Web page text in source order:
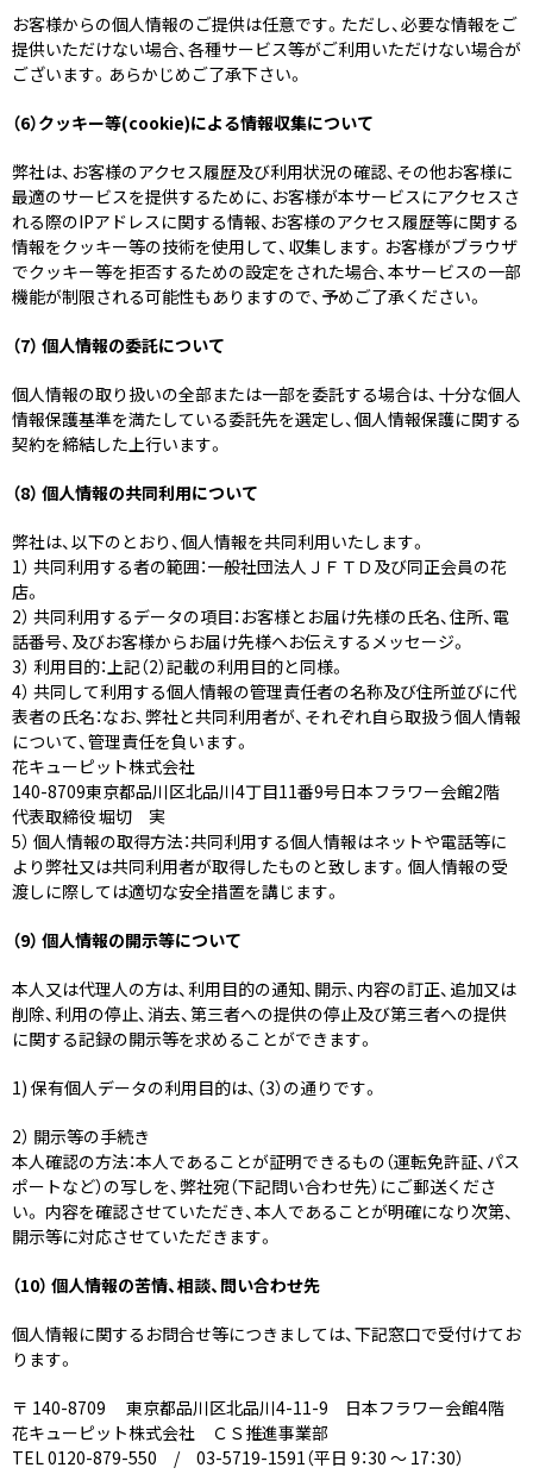
お客様からの個人情報のご提供は任意です。ただし、必要な情報をご
提供いただけない場合、各種サービス等がご利用いただけない場合が
ございます。あらかじめご了承下さい。
（6）クッキー等(cookie)による情報収集について
弊社は、お客様のアクセス履歴及び利用状況の確認、その他お客様に
最適のサービスを提供するために、お客様が本サービスにアクセスさ
れる際のIPアドレスに関する情報、お客様のアクセス履歴等に関する
情報をクッキー等の技術を使用して、収集します。お客様がブラウザ
でクッキー等を拒否するための設定をされた場合、本サービスの一部
機能が制限される可能性もありますので、予めご了承ください。
（7） 個人情報の委託について
個人情報の取り扱いの全部または一部を委託する場合は、十分な個人
情報保護基準を満たしている委託先を選定し、個人情報保護に関する
契約を締結した上行います。
（8） 個人情報の共同利用について
弊社は、以下のとおり、個人情報を共同利用いたします。
1） 共同利用する者の範囲：一般社団法人ＪＦＴＤ及び同正会員の花
店。
2） 共同利用するデータの項目：お客様とお届け先様の氏名、住所、電
話番号、及びお客様からお届け先様へお伝えするメッセージ。
3） 利用目的：上記（2）記載の利用目的と同様。
4） 共同して利用する個人情報の管理責任者の名称及び住所並びに代
表者の氏名：なお、弊社と共同利用者が、それぞれ自ら取扱う個人情報
について、管理責任を負います。
花キューピット株式会社
140-8709東京都品川区北品川4丁目11番9号日本フラワー会館2階
代表取締役 堀切 実
5） 個人情報の取得方法：共同利用する個人情報はネットや電話等に
より弊社又は共同利用者が取得したものと致します。個人情報の受
渡しに際しては適切な安全措置を講じます。
（9） 個人情報の開示等について
本人又は代理人の方は、利用目的の通知、開示、内容の訂正、追加又は
削除、利用の停止、消去、第三者への提供の停止及び第三者への提供
に関する記録の開示等を求めることができます。
1) 保有個人データの利用目的は、（3）の通りです。
2） 開示等の手続き
本人確認の方法：本人であることが証明できるもの（運転免許証、パス
ポートなど）の写しを、弊社宛（下記問い合わせ先）にご郵送くださ
い。 内容を確認させていただき、本人であることが明確になり次第、
開示等に対応させていただきます。
（10） 個人情報の苦情、相談、問い合わせ先
個人情報に関するお問合せ等につきましては、下記窓口で受付けてお
ります。
〒 140-8709 東京都品川区北品川4-11-9 日本フラワー会館4階
花キューピット株式会社 ＣＳ推進事業部
TEL 0120-879-550 / 03-5719-1591（平日 9：30 ～ 17：30）